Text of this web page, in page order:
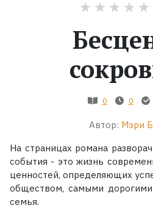
0 0
Автор: Мэри
На страницах романа
события - это жизнь
ценностей, определяющих
обществом, самыми
семья.